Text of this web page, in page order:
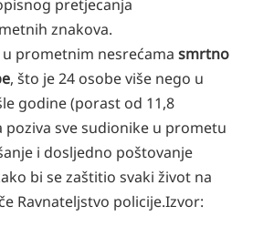
pretjecanja
znakova.
prometnim nesrećama smrtno
, što je 24 osobe više nego u
godine (porast od 11,8
poziva sve sudionike u prometu
i dosljedno poštovanje
bi se zaštitio svaki život na
Ravnateljstvo policije.Izvor: